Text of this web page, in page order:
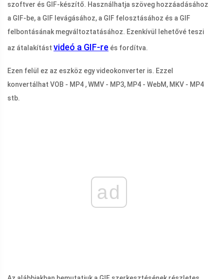
szoftver és GIF-készítő. Használhatja szöveg hozzáadásához
a GIF-be, a GIF levágásához, a GIF felosztásához és a GIF
felbontásának megváltoztatásához. Ezenkívül lehetővé teszi
az átalakítást videó a GIF-re és fordítva.
Ezen felül ez az eszköz egy videokonverter is. Ezzel
konvertálhat VOB - MP4 , WMV - MP3, MP4 - WebM, MKV - MP4
stb.
ad